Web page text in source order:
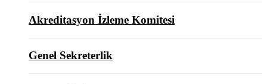
Akreditasyon İzleme Komitesi
Genel Sekreterlik